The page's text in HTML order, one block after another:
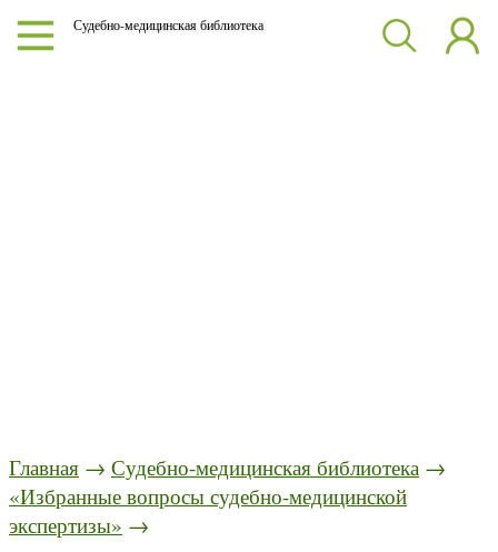
Судебно-медицинская библиотека
Главная → Судебно-медицинская библиотека →
«Избранные вопросы судебно-медицинской
экспертизы» →